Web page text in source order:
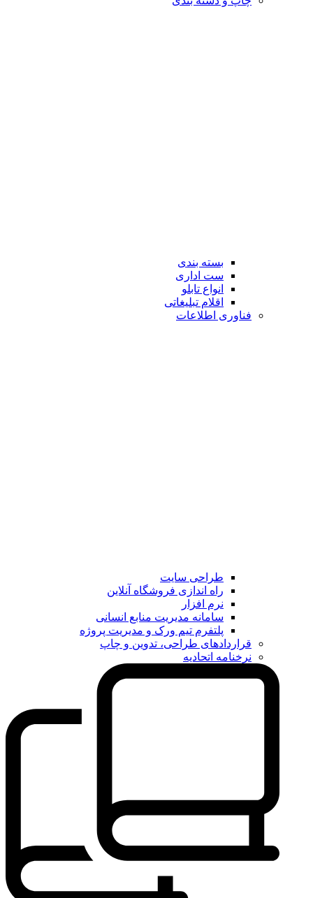
بسته بندی
ست اداری
انواع تابلو
اقلام تبلیغاتی
فناوری اطلاعات
طراحی سایت
راه اندازی فروشگاه آنلاین
نرم افزار
سامانه مدیریت منابع انسانی
پلتفرم تیم ورک و مدیریت پروژه
قراردادهای طراحی، تدوین و چاپ
نرخنامه اتحادیه